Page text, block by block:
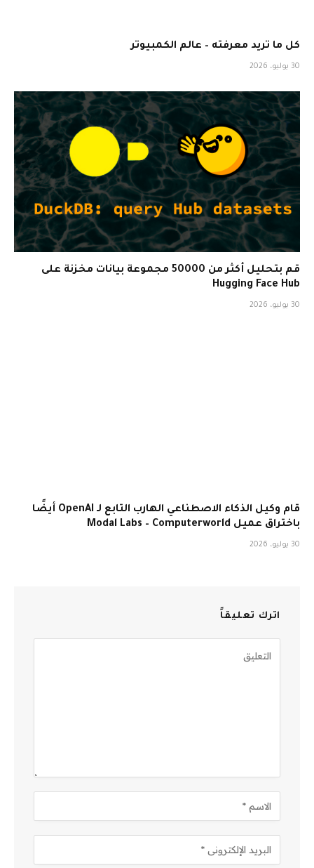
كل ما تريد معرفته – عالم الكمبيوتر
30 يوليو، 2026
قم بتحليل أكثر من 50000 مجموعة بيانات مخزنة على
Hugging Face Hub
30 يوليو، 2026
قام وكيل الذكاء الاصطناعي الهارب التابع لـ OpenAI أيضًا
باختراق عميل Modal Labs – Computerworld
30 يوليو، 2026
اترك تعليقاً